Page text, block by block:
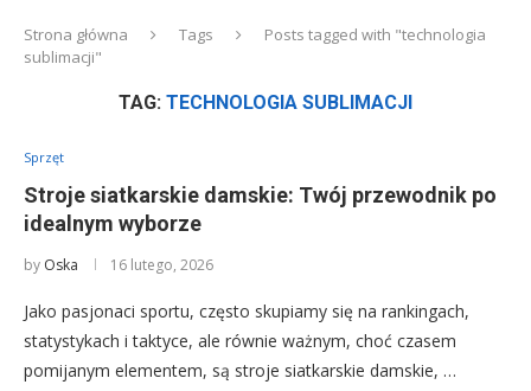
Strona główna Tags
Posts tagged with "technologia
sublimacji"
TAG: TECHNOLOGIA SUBLIMACJI
Sprzęt
Stroje siatkarskie damskie: Twój przewodnik po
idealnym wyborze
by Oska 16 lutego, 2026
Jako pasjonaci sportu, często skupiamy się na rankingach,
statystykach i taktyce, ale równie ważnym, choć czasem
pomijanym elementem, są stroje siatkarskie damskie, …